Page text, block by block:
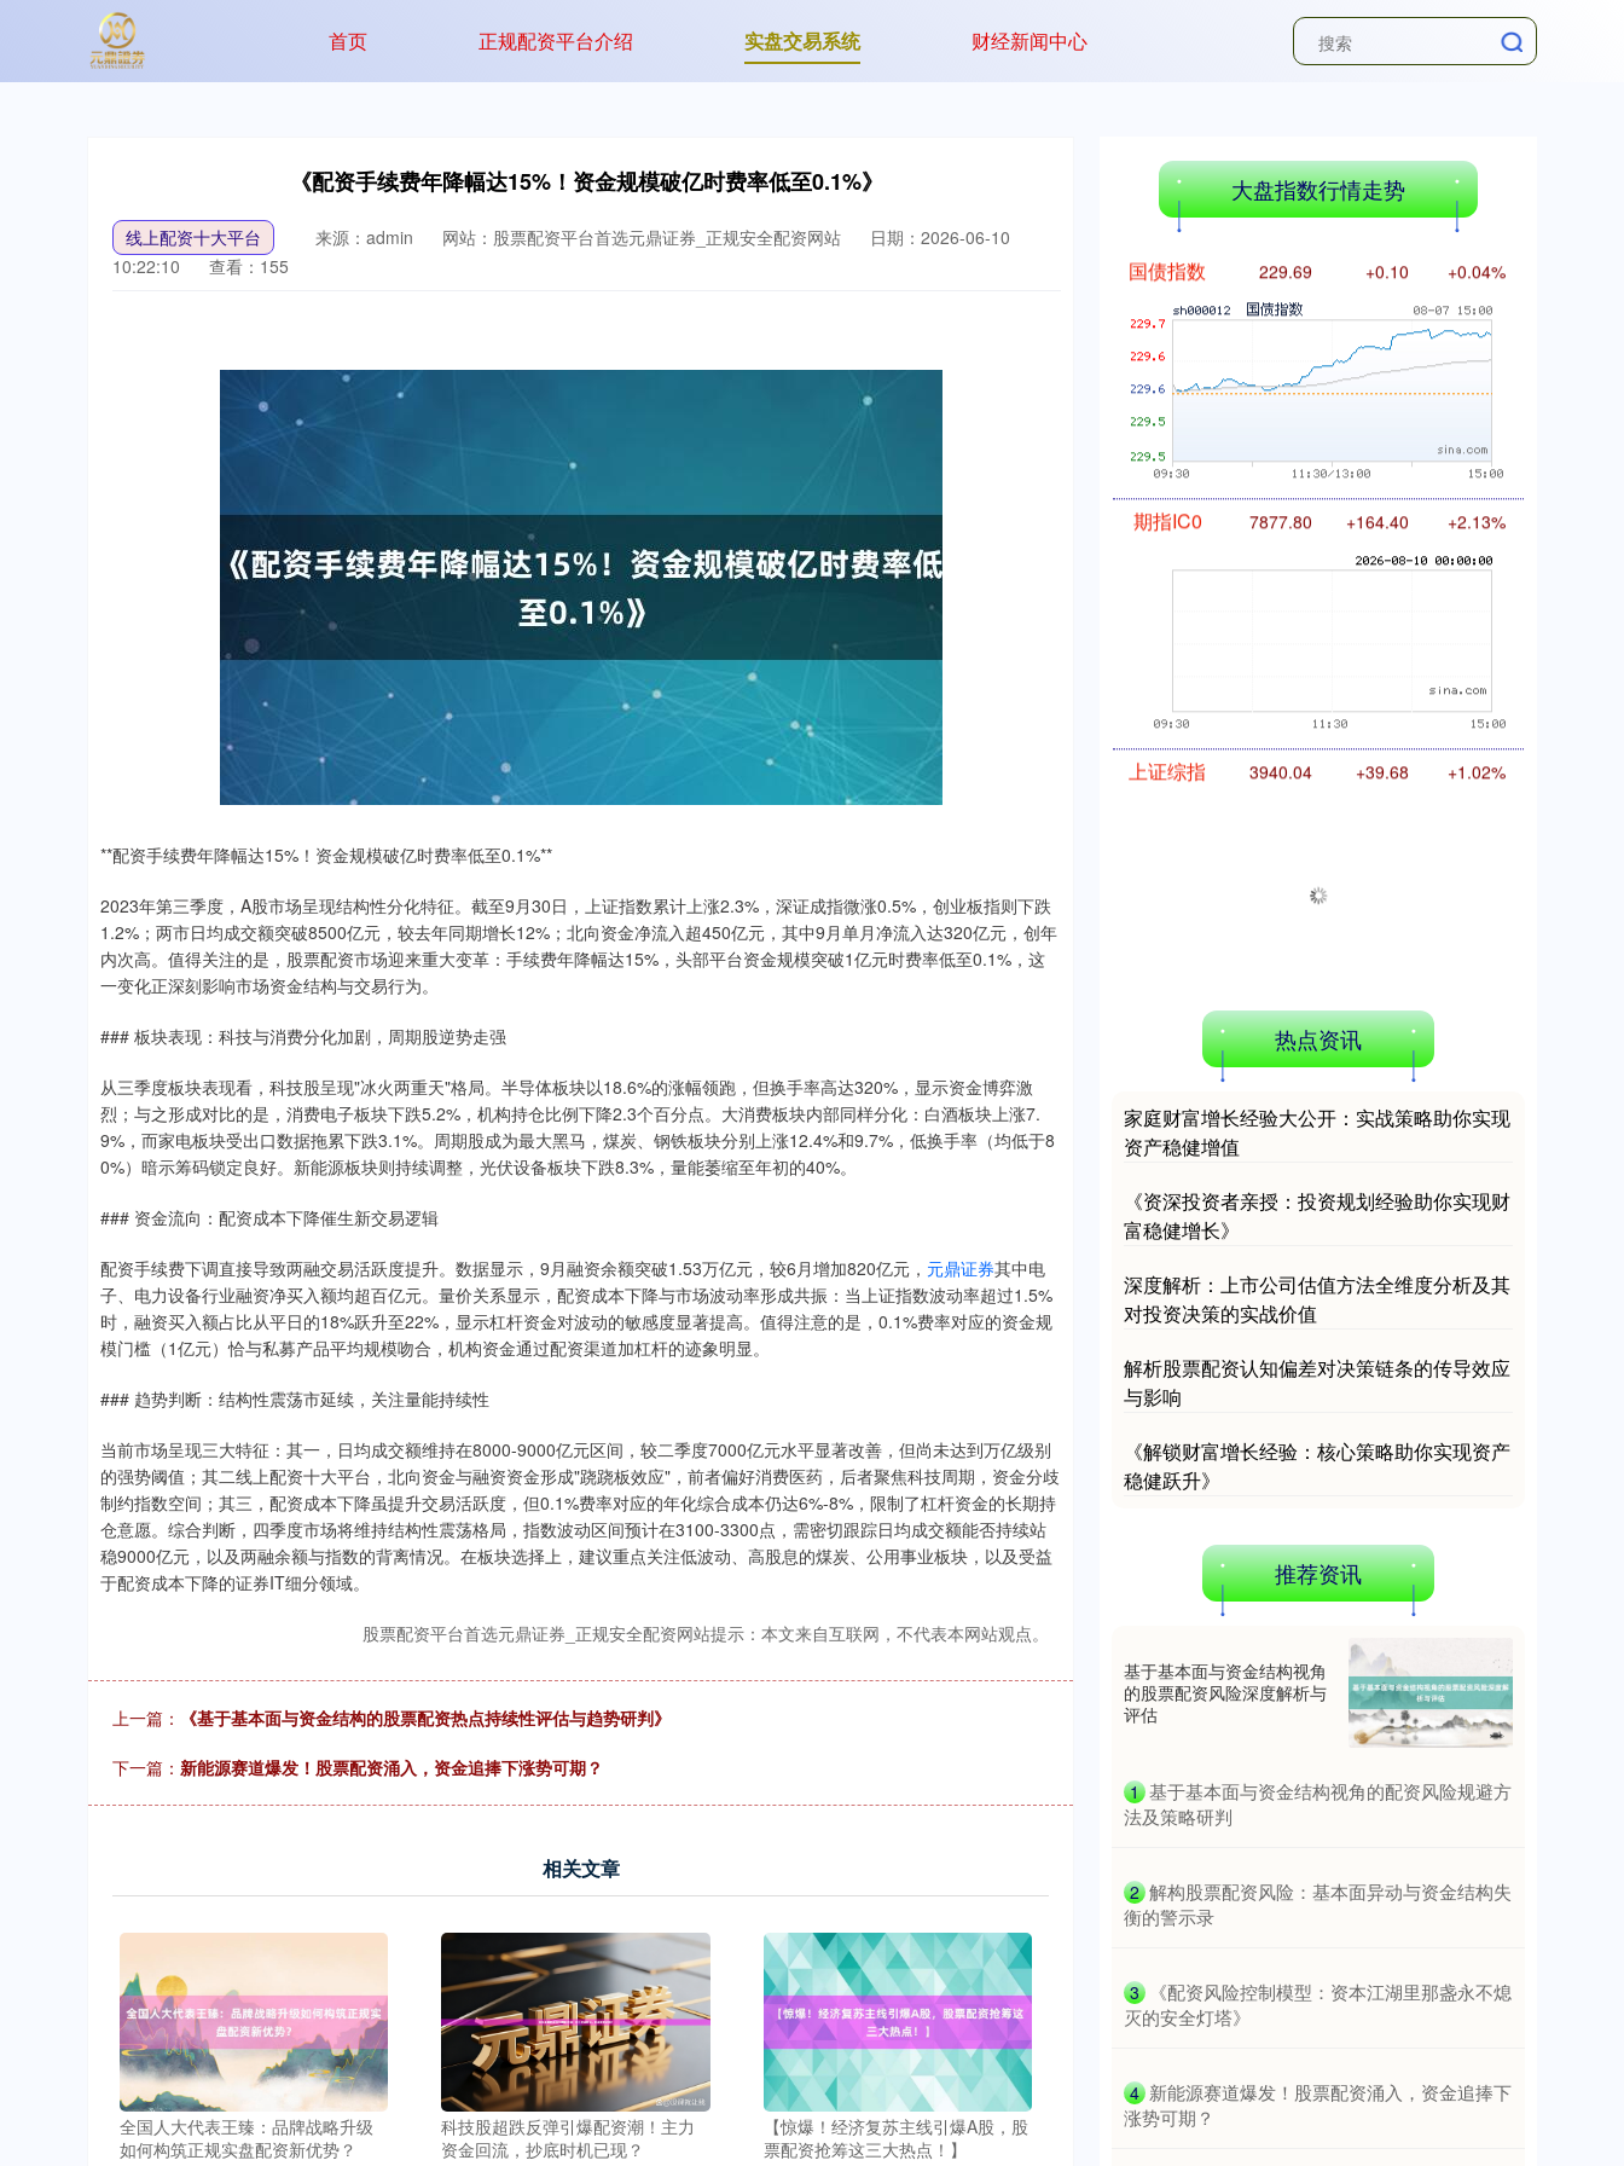
首页 正规配资平台介绍 实盘交易系统 财经新闻中心
《配资手续费年降幅达15%！资金规模破亿时费率低至0.1%》
线上配资十大平台 来源：admin 网站：股票配资平台首选元鼎证券_正规安全配资网站
日期：2026-06-10
10:22:10
查看：155
**配资手续费年降幅达15%！资金规模破亿时费率低至0.1%**
2023年第三季度，A股市场呈现结构性分化特征。截至9月30日，上证指数累计上涨2.3%，深证成指微涨0.5%，创业板指则下跌
1.2%；两市日均成交额突破8500亿元，较去年同期增长12%；北向资金净流入超450亿元，其中9月单月净流入达320亿元，创年
内次高。值得关注的是，股票配资市场迎来重大变革：手续费年降幅达15%，头部平台资金规模突破1亿元时费率低至0.1%，这
一变化正深刻影响市场资金结构与交易行为。
### 板块表现：科技与消费分化加剧，周期股逆势走强
从三季度板块表现看，科技股呈现"冰火两重天"格局。半导体板块以18.6%的涨幅领跑，但换手率高达320%，显示资金博弈激
烈；与之形成对比的是，消费电子板块下跌5.2%，机构持仓比例下降2.3个百分点。大消费板块内部同样分化：白酒板块上涨7.
9%，而家电板块受出口数据拖累下跌3.1%。周期股成为最大黑马，煤炭、钢铁板块分别上涨12.4%和9.7%，低换手率（均低于8
0%）暗示筹码锁定良好。新能源板块则持续调整，光伏设备板块下跌8.3%，量能萎缩至年初的40%。
### 资金流向：配资成本下降催生新交易逻辑
配资手续费下调直接导致两融交易活跃度提升。数据显示，9月融资余额突破1.53万亿元，较6月增加820亿元， 元鼎证券其中电
子、电力设备行业融资净买入额均超百亿元。量价关系显示，配资成本下降与市场波动率形成共振：当上证指数波动率超过1.5%
时，融资买入额占比从平日的18%跃升至22%，显示杠杆资金对波动的敏感度显著提高。值得注意的是，0.1%费率对应的资金规
模门槛（1亿元）恰与私募产品平均规模吻合，机构资金通过配资渠道加杠杆的迹象明显。
### 趋势判断：结构性震荡市延续，关注量能持续性
当前市场呈现三大特征：其一，日均成交额维持在8000-9000亿元区间，较二季度7000亿元水平显著改善，但尚未达到万亿级别
的强势阈值；其二线上配资十大平台，北向资金与融资资金形成"跷跷板效应"，前者偏好消费医药，后者聚焦科技周期，资金分歧
制约指数空间；其三，配资成本下降虽提升交易活跃度，但0.1%费率对应的年化综合成本仍达6%-8%，限制了杠杆资金的长期持
仓意愿。综合判断，四季度市场将维持结构性震荡格局，指数波动区间预计在3100-3300点，需密切跟踪日均成交额能否持续站
稳9000亿元，以及两融余额与指数的背离情况。在板块选择上，建议重点关注低波动、高股息的煤炭、公用事业板块，以及受益
于配资成本下降的证券IT细分领域。
股票配资平台首选元鼎证券_正规安全配资网站提示：本文来自互联网，不代表本网站观点。
上一篇： 《基于基本面与资金结构的股票配资热点持续性评估与趋势研判》
下一篇： 新能源赛道爆发！股票配资涌入，资金追捧下涨势可期？
相关文章
全国人大代表王臻：品牌战略升级
如何构筑正规实盘配资新优势？
科技股超跌反弹引爆配资潮！主力
资金回流，抄底时机已现？
【惊爆！经济复苏主线引爆A股，股
票配资抢筹这三大热点！】
大盘指数行情走势
7242.10 +12.30 +0.17%
国债指数 229.69 +0.04%
+164.40 +2.13%
深证成指 14311.01 +200.89
沪深300 4694.44
1134.24 +11.37
创业板指
热点资讯
家庭财富增长经验大公开：实战策略助你实现
资产稳健增值
《资深投资者亲授：投资规划经验助你实现财
富稳健增长》
深度解析：上市公司估值方法全维度分析及其
对投资决策的实战价值
解析股票配资认知偏差对决策链条的传导效应
与影响
《解锁财富增长经验：核心策略助你实现资产
稳健跃升》
推荐资讯
基于基本面与资金结构视角
的股票配资风险深度解析与
评估
1 ​基于基本面与资金结构视角的配资风险规避方
法及策略研判
2 ​解构股票配资风险：基本面异动与资金结构失
衡的警示录
3
​《配资风险控制模型：资本江湖里那盏永不熄
灭的安全灯塔》
4 ​新能源赛道爆发！股票配资涌入，资金追捧下
涨势可期？